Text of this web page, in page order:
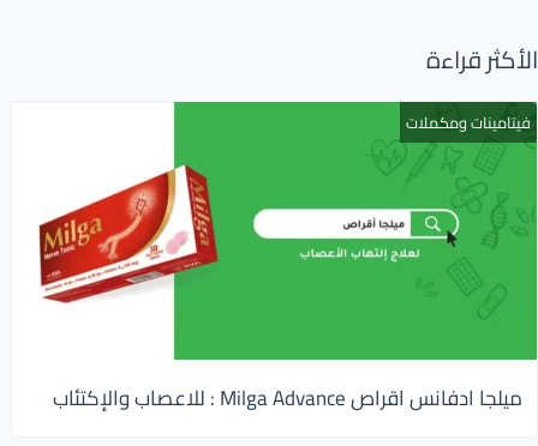
الأكثر قراءة
فيتامينات ومكملات
ميلجا ادفانس اقراص Milga Advance : للاعصاب والإكتئاب